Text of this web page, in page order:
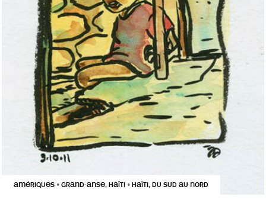
AMÉRIQUES • GRAND-ANSE, HAÏTI • HAÏTI, DU SUD AU NORD